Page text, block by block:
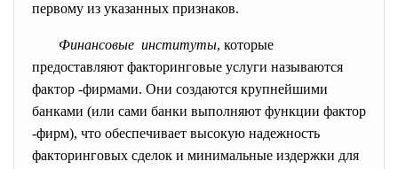
первому из указанных признаков.
Финансовые институты, которые
предоставляют факторинговые услуги называются
фактор -фирмами. Они создаются крупнейшими
банками (или сами банки выполняют функции фактор
-фирм), что обеспечивает высокую надежность
факторинговых сделок и минимальные издержки для